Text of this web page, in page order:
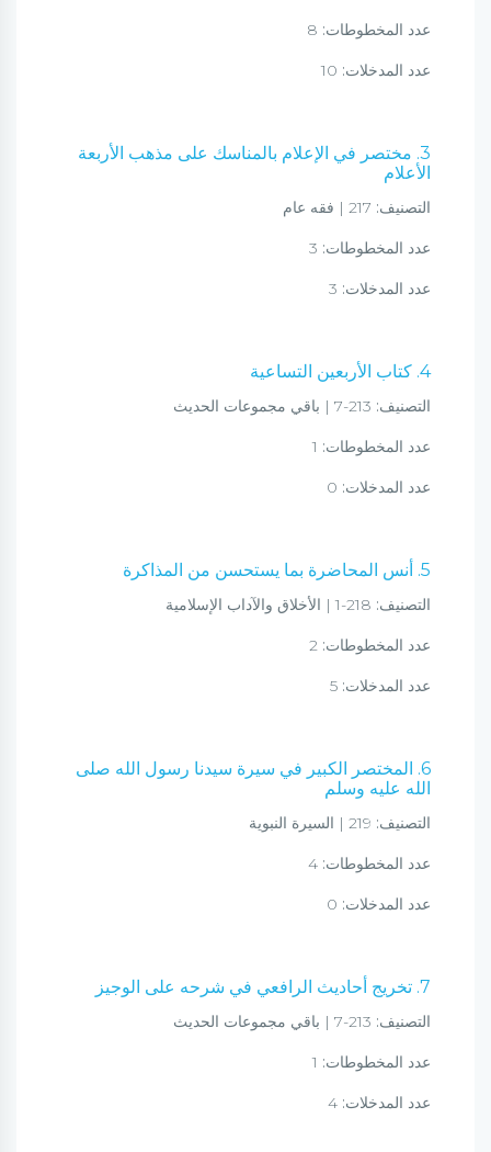
عدد المخطوطات:
عدد المدخلات:
3. مختصر في الإعلام بالمناسك على مذهب الأربعة
الأعلام
التصنيف:
عدد المخطوطات:
عدد المدخلات:
4. كتاب الأربعين التساعية
التصنيف:
عدد المخطوطات:
عدد المدخلات:
5. أنس المحاضرة بما يستحسن من المذاكرة
التصنيف:
عدد المخطوطات:
عدد المدخلات:
6. المختصر الكبير في سيرة سيدنا رسول الله صلى
الله عليه وسلم
التصنيف:
عدد المخطوطات:
عدد المدخلات:
7. تخريج أحاديث الرافعي في شرحه على الوجيز
التصنيف:
عدد المخطوطات:
عدد المدخلات: